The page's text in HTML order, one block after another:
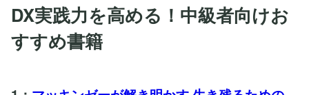
DX実践力を高める！中級者向けお
すすめ書籍